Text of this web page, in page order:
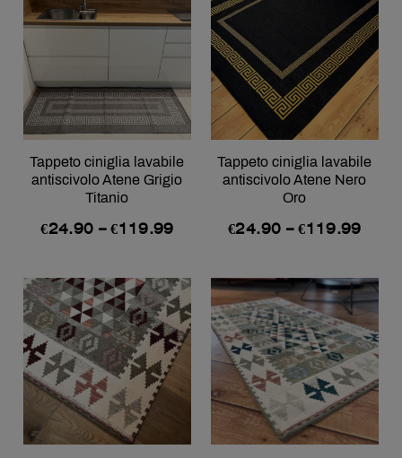
Tappeto ciniglia lavabile
antiscivolo Atene Grigio
Titanio
€24.90 –€119.99
Tappeto ciniglia lavabile
antiscivolo Atene Nero
Oro
€24.90 –€119.99